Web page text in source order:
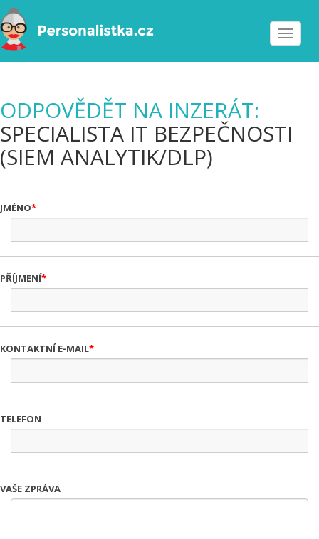
Toggle
ODPOVĚDĚT NA INZERÁT:
SPECIALISTA IT BEZPEČNOSTI
(SIEM ANALYTIK/DLP)
JMÉNO
PŘÍJMENÍ
KONTAKTNÍ E-MAIL
TELEFON
VAŠE ZPRÁVA